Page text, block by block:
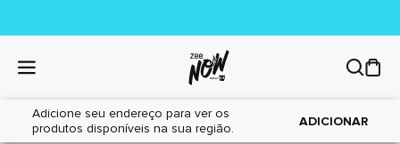
Adicione seu endereço para ver os
produtos disponíveis na sua região.
ADICIONAR
Home|Cães|Farmácia